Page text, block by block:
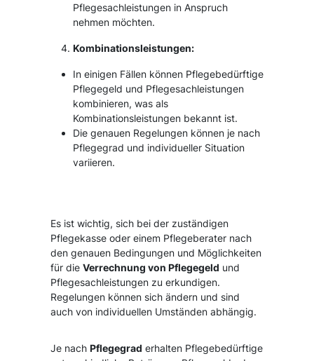
Pflegesachleistungen in Anspruch
nehmen möchten.
Kombinationsleistungen:
In einigen Fällen können Pflegebedürftige
Pflegegeld und Pflegesachleistungen
kombinieren, was als
Kombinationsleistungen bekannt ist.
Die genauen Regelungen können je nach
Pflegegrad und individueller Situation
variieren.
Es ist wichtig, sich bei der zuständigen
Pflegekasse oder einem Pflegeberater nach
den genauen Bedingungen und Möglichkeiten
für die Verrechnung von Pflegegeld und
Pflegesachleistungen zu erkundigen.
Regelungen können sich ändern und sind
auch von individuellen Umständen abhängig.
Je nach Pflegegrad erhalten Pflegebedürftige